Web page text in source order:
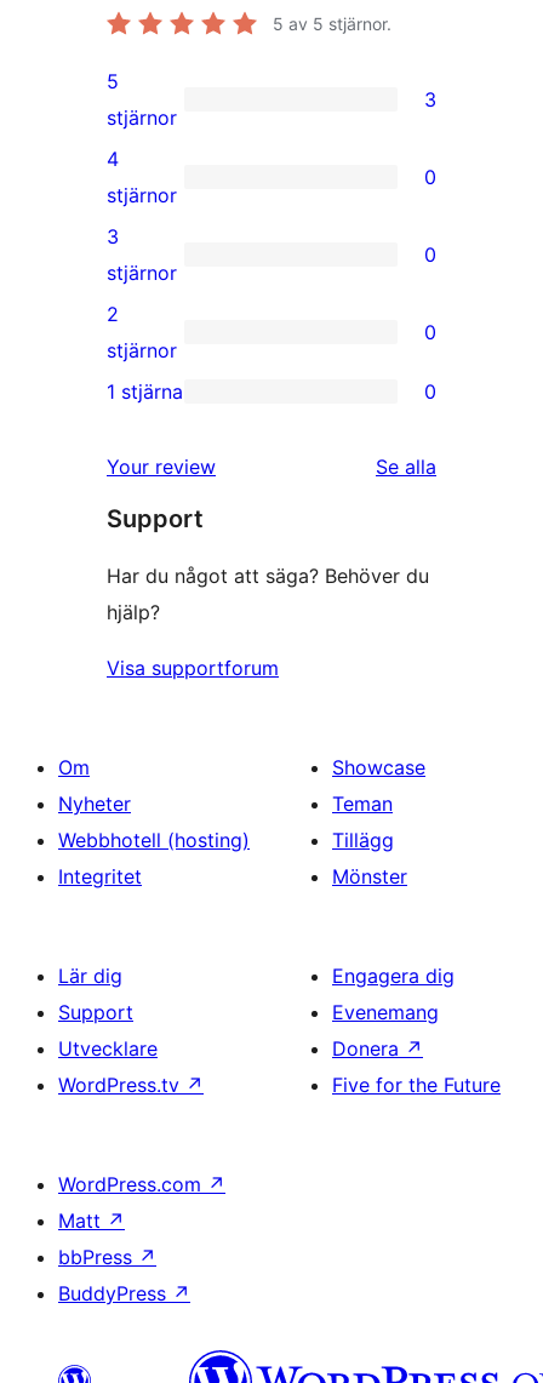
5 av 5 stjärnor.
3
5-
stjärniga
recensioner
5
stjärnor
3
0
4-
stjärniga
recensioner
4
stjärnor
0
0
3-
stjärniga
recensioner
3
stjärnor
0
0
2-
recensioner
2
stjärnor
0
stjärniga
recensioner
1 stjärna 0
Your review Se alla
Support
Har du något att säga? Behöver du
hjälp?
Visa supportforum
Om
Nyheter
Webbhotell (hosting)
Integritet
Showcase
Teman
Tillägg
Mönster
Lär dig
Support
Utvecklare
WordPress.tv ↗
Engagera dig
Evenemang
Donera ↗
Five for the Future
WordPress.com ↗
Matt ↗
bbPress ↗
BuddyPress ↗